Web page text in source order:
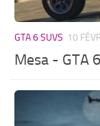
GTA 6 SUVS 10
Mesa - GTA